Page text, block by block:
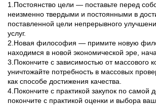
1.Постоянство цели — поставьте перед
неизменно твердыми и постоянными в
поставленной цели непрерывного
услуг.
2.Новая философия — примите новую
находимся в новой экономической эре,
3.Покончите с зависимостью от массового
уничтожайте потребность в массовых
как способе достижения качества.
4.Покончите с практикой закупок по
покончите с практикой оценки и выбора